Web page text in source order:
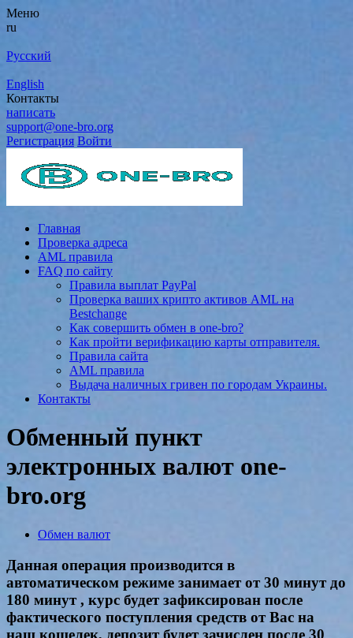
Меню
ru
Русский
English
Контакты
написать
support@one-bro.org
Регистрация Войти
Главная
Проверка адреса
AML правила
FAQ по сайту
Правила выплат PayPal
Проверка ваших крипто активов AML на
Bestchange
Как совершить обмен в one-bro?
Как пройти верификацию карты отправителя.
Правила сайта
AML правила
Выдача наличных гривен по городам Украины.
Контакты
Обменный пункт
электронных валют one-
bro.org
Обмен валют
Данная операция производится в
автоматическом режиме занимает от 30 минут до
180 минут , курс будет зафиксирован после
фактического поступления средств от Вас на
наш кошелек, депозит будет зачислен после 30